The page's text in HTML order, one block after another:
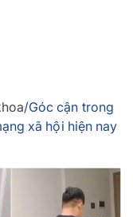
/Góc cận trong
xã hội hiện nay